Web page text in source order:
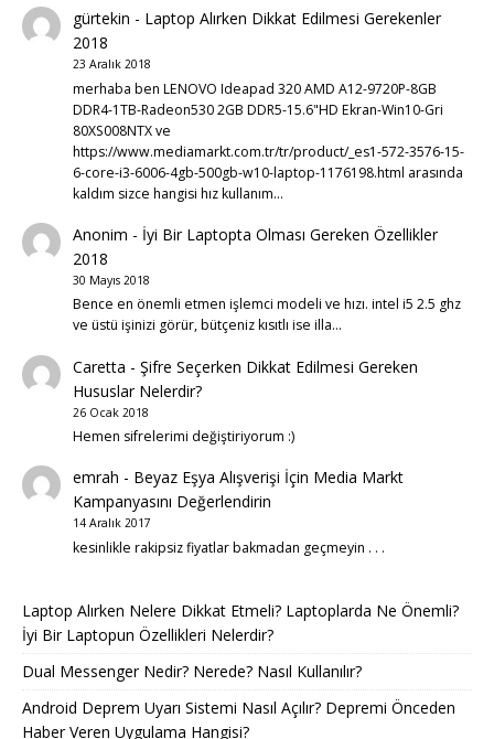
gürtekin - Laptop Alırken Dikkat Edilmesi Gerekenler
2018
23 Aralık 2018
merhaba ben LENOVO Ideapad 320 AMD A12-9720P-8GB
DDR4-1TB-Radeon530 2GB DDR5-15.6"HD Ekran-Win10-Gri
80XS008NTX ve
https://www.mediamarkt.com.tr/tr/product/_es1-572-3576-15-
6-core-i3-6006-4gb-500gb-w10-laptop-1176198.html arasında
kaldım sizce hangisi hız kullanım…
Anonim - İyi Bir Laptopta Olması Gereken Özellikler
2018
30 Mayıs 2018
Bence en önemli etmen işlemci modeli ve hızı. intel i5 2.5 ghz
ve üstü işinizi görür, bütçeniz kısıtlı ise illa…
Caretta - Şifre Seçerken Dikkat Edilmesi Gereken
Hususlar Nelerdir?
26 Ocak 2018
Hemen sifrelerimi değiştiriyorum :)
emrah - Beyaz Eşya Alışverişi İçin Media Markt
Kampanyasını Değerlendirin
14 Aralık 2017
kesinlikle rakipsiz fiyatlar bakmadan geçmeyin . . .
Laptop Alırken Nelere Dikkat Etmeli? Laptoplarda Ne Önemli?
İyi Bir Laptopun Özellikleri Nelerdir?
Dual Messenger Nedir? Nerede? Nasıl Kullanılır?
Android Deprem Uyarı Sistemi Nasıl Açılır? Depremi Önceden
Haber Veren Uygulama Hangisi?